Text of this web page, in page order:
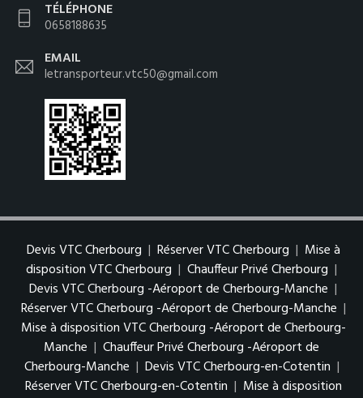
TÉLÉPHONE
0658188635
EMAIL
letransporteur.vtc50@gmail.com
Devis VTC Cherbourg | Réserver VTC Cherbourg | Mise à
disposition VTC Cherbourg | Chauffeur Privé Cherbourg |
Devis VTC Cherbourg -Aéroport de Cherbourg-Manche |
Réserver VTC Cherbourg -Aéroport de Cherbourg-Manche |
Mise à disposition VTC Cherbourg -Aéroport de Cherbourg-
Manche | Chauffeur Privé Cherbourg -Aéroport de
Cherbourg-Manche | Devis VTC Cherbourg-en-Cotentin |
Réserver VTC Cherbourg-en-Cotentin | Mise à disposition